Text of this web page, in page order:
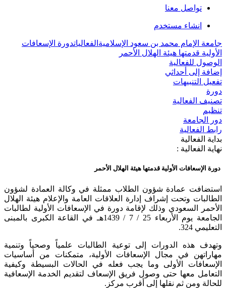
تواصل معنا
انشاء مستخدم
جامعة الإمام محمد بن سعود الإسلامية الفعالياتدورة الإسعافات
الأولية قدمتها هيئة الهلال الأحمر
الوصول للفعالية
إضافة إلى أحداثي
تفعيل التنبيهات
دورة
تصنيف الفعالية
تنظيم
دور الجامعة
رابط الفعالية
بداية الفعالية
نهاية الفعالية :
دورة الإسعافات الأولية قدمتها هيئة الهلال الأحمر
​استضافت عمادة شؤون الطلاب ممثلة في وكالة العمادة لشؤون
الطالبات وتحت إشراف إدارة العلاقات العامة والإعلام هيئة الهلال
الأحمر السعودي وذلك لإقامة دورة في الإسعافات الأولية لطالبات
الجامعة يوم الأربعاء 25 / 7 / 1439هـ في القاعة الكبرى بالمبنى
التعليمي 324.
وتهدف هذه الدورات إلى توعية الطالبات علمياً وصحياً وتنمية
مهاراتهن في مجال الإسعافات الأولية، متمكنات من أساسيات
الإسعافات الأولى وما يجب فعله في الحالات البسيطة وكيفية
التعامل معها حتى وصول فريق الإسعاف لتقديم الخدمة الإسعافية
للحالة ومن ثم نقلها إلى أقرب مركز.